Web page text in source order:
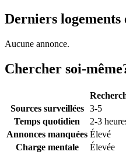
Derniers logements
Aucune annonce.
Chercher soi-
Sources surveillées
3-5
Temps quotidien
2-3
Annonces manquées Élevé
Charge mentale
Élevée